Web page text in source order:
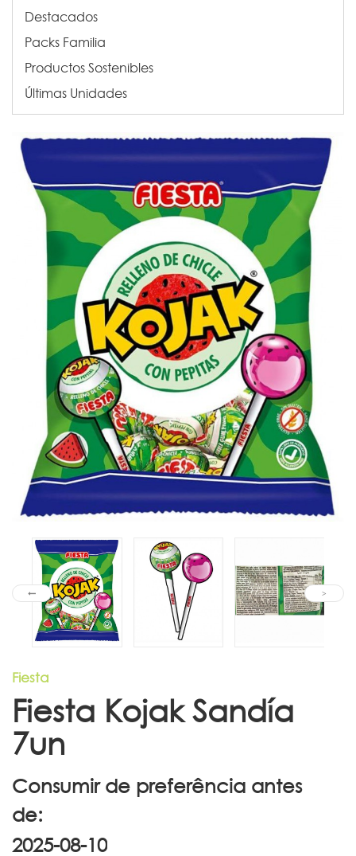
Destacados
Packs Familia
Productos Sostenibles
Últimas Unidades
Fiesta
Fiesta Kojak Sandía
7un
Consumir de preferência antes
de: